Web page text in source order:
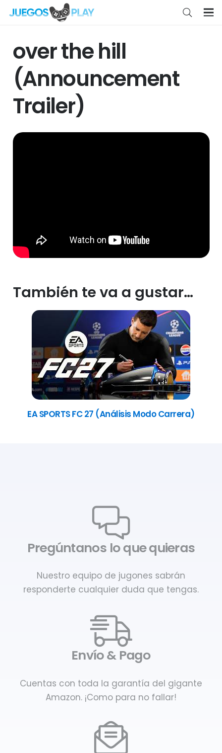
over the hill
(Announcement
Trailer)
También te va a gustar…
EA SPORTS FC 27 (Análisis Modo Carrera)
Pregúntanos lo que quieras
Nuestro equipo de jugones sabrán
responderte cualquier duda que tengas.
Envío & Pago
Cuentas con toda la garantía del gigante
Amazon. ¡Como para no fallar!